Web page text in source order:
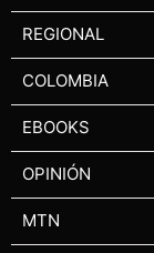
REGIONAL
COLOMBIA
EBOOKS
OPINIÓN
MTN